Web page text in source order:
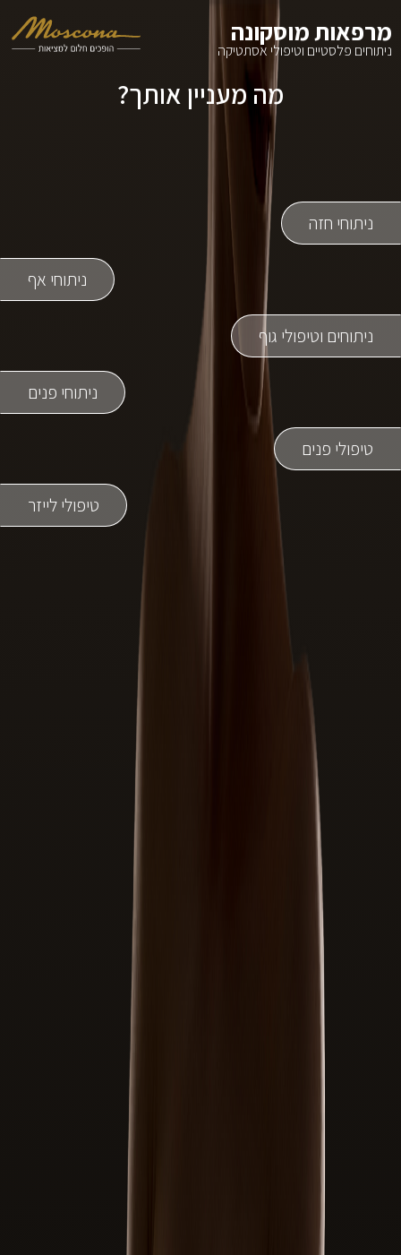
מרפאות מוסקונה
ניתוחים פלסטיים וטיפולי אסתטיקה
מה מעניין אותך?
בחרי קטגוריית טיפולים
מידע נוסף
ניתוחי חזה
ניתוחי אף
ניתוחים וטיפולי גוף
ניתוחי פנים
טיפולי פנים
טיפולי לייזר
ניתוחי אף
ניתוחים וטיפולי גוף
טיפולי לייזר
הזרקות מתקדמות
טיפולי פנים לגברים
ניתוחים וטיפולים לגברים